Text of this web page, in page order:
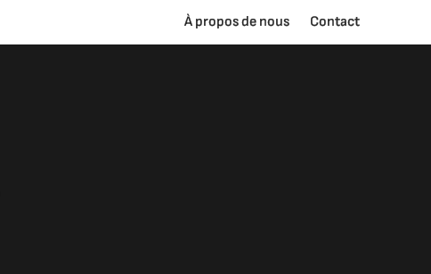
À propos de nous Contact